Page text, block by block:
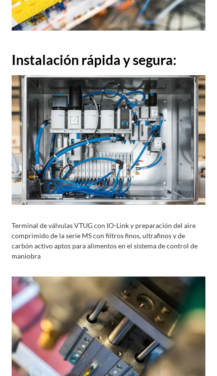
Instalación rápida y segura:
Terminal de válvulas VTUG con IO-Link y preparación del aire
comprimido de la serie MS con filtros finos, ultrafinos y de
carbón activo aptos para alimentos en el sistema de control de
maniobra